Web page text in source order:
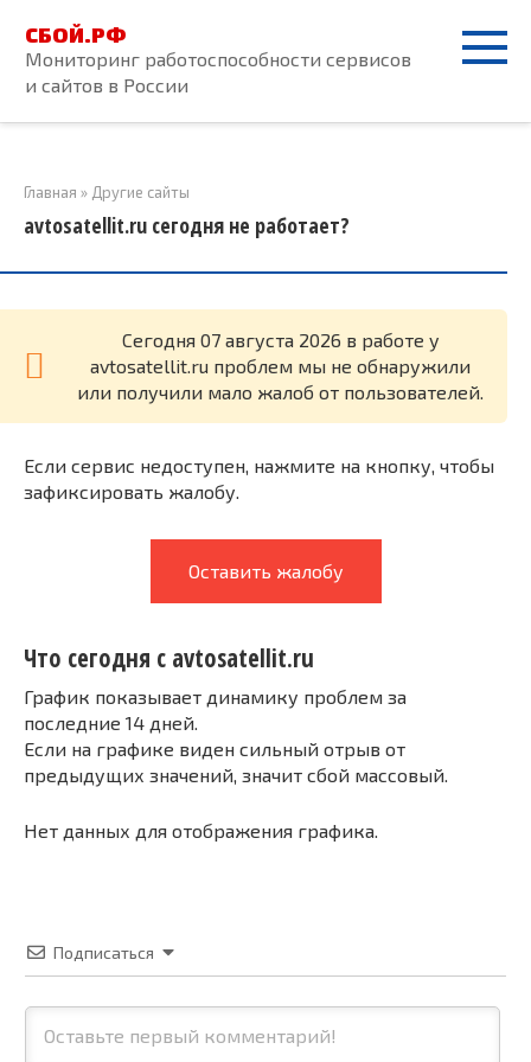
контенту
СБОЙ.РФ
Мониторинг работоспособности сервисов
и сайтов в России
Главная » Другие сайты
avtosatellit.ru сегодня не работает?
Cегодня 07 августа 2026 в работе у
avtosatellit.ru проблем мы не обнаружили
или получили мало жалоб от пользователей.
Если сервис недоступен, нажмите на кнопку, чтобы
зафиксировать жалобу.
Оставить жалобу
Что сегодня с avtosatellit.ru
График показывает динамику проблем за
последние 14 дней.
Если на графике виден сильный отрыв от
предыдущих значений, значит сбой массовый.
Нет данных для отображения графика.
Подписаться